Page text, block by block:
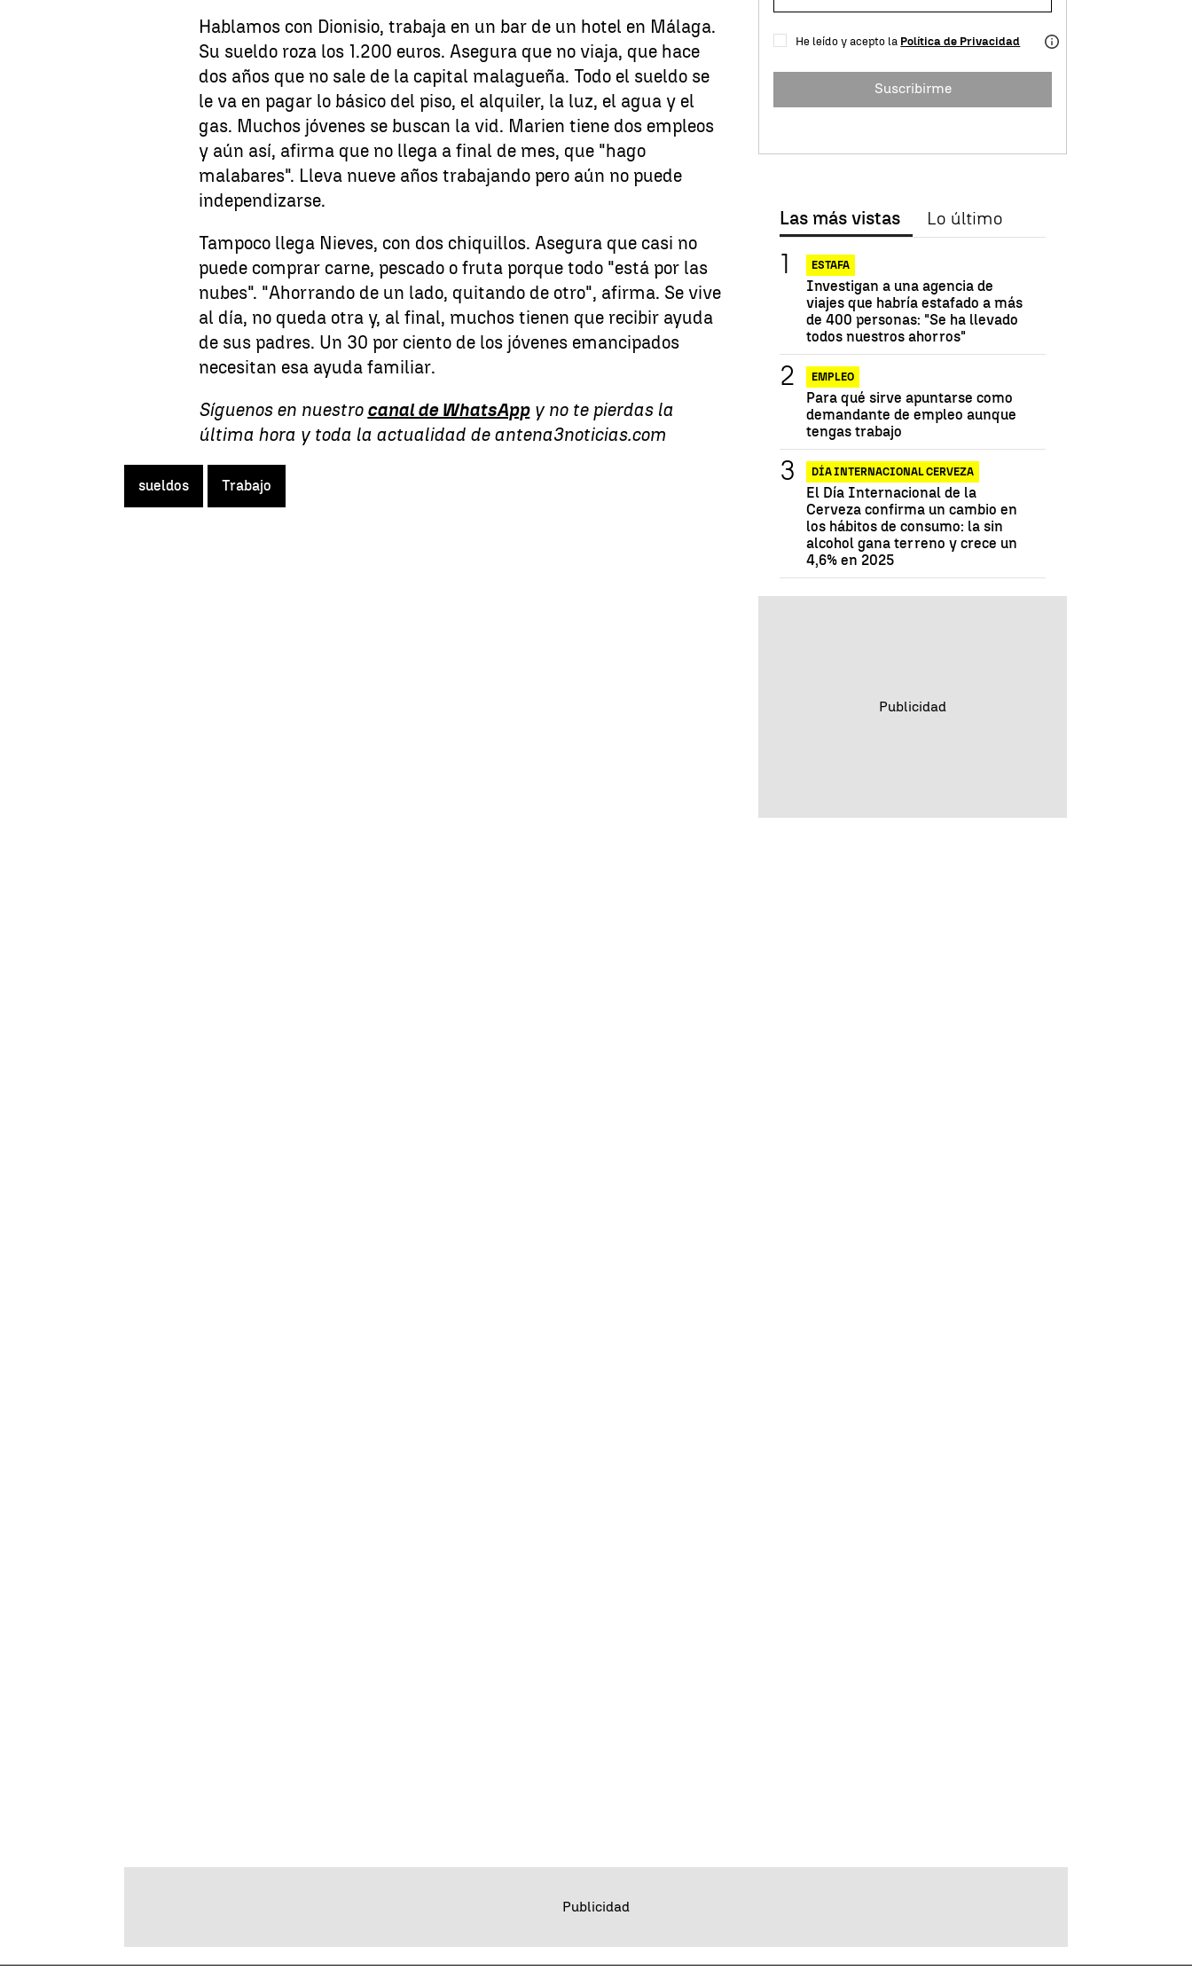
Hablamos con Dionisio, trabaja en un bar de un hotel en Málaga.
Su sueldo roza los 1.200 euros. Asegura que no viaja, que hace
dos años que no sale de la capital malagueña. Todo el sueldo se
le va en pagar lo básico del piso, el alquiler, la luz, el agua y el
gas. Muchos jóvenes se buscan la vid. Marien tiene dos empleos
y aún así, afirma que no llega a final de mes, que "hago
malabares". Lleva nueve años trabajando pero aún no puede
independizarse.
Tampoco llega Nieves, con dos chiquillos. Asegura que casi no
puede comprar carne, pescado o fruta porque todo "está por las
nubes". "Ahorrando de un lado, quitando de otro", afirma. Se vive
al día, no queda otra y, al final, muchos tienen que recibir ayuda
de sus padres. Un 30 por ciento de los jóvenes emancipados
necesitan esa ayuda familiar.
Síguenos en nuestro canal de WhatsAppy no te pierdas la
última hora y toda la actualidad de antena3noticias.com
sueldos Trabajo
He leído y acepto la Política de Privacidad
Suscribirme
Las más vistas Lo último
ESTAFA
Investigan a una agencia de
viajes que habría estafado a más
de 400 personas: "Se ha llevado
todos nuestros ahorros"
EMPLEO
Para qué sirve apuntarse como
demandante de empleo aunque
tengas trabajo
DÍA INTERNACIONAL CERVEZA
El Día Internacional de la
Cerveza confirma un cambio en
los hábitos de consumo: la sin
alcohol gana terreno y crece un
4,6% en 2025